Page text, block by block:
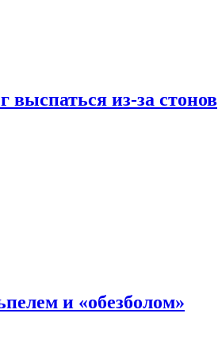
выспаться из-за стонов
и «обезболом»